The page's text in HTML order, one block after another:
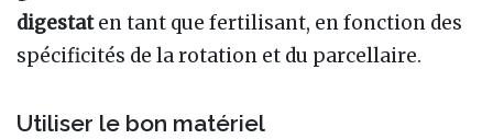
digestaten tant que fertilisant, en fonction des
spécificités de la rotation et du parcellaire.
Utiliser le bon matériel